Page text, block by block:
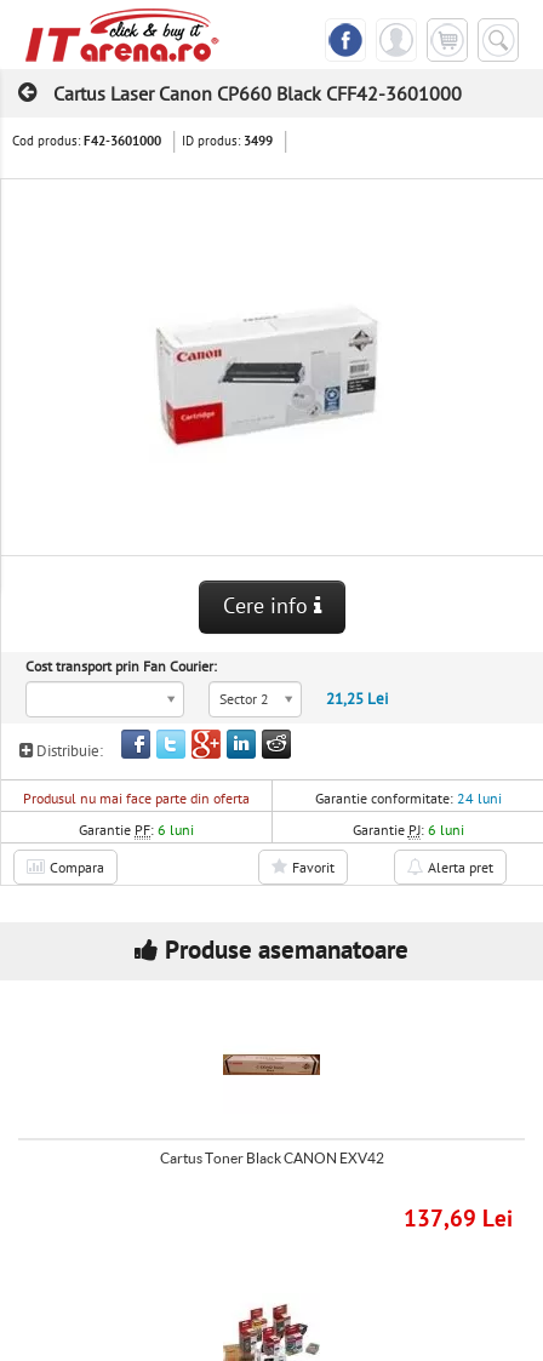
Cartus Laser Canon CP660 Black CFF42-3601000
Cod produs: F42-3601000 ID produs: 3499
Cere info
Cost transport prin Fan Courier:
Sector 2
21,25 Lei
Distribuie:
Produsul nu mai face parte din oferta Garantie conformitate: 24 luni
Garantie PF:6 luni Garantie PJ: 6 luni
Compara Favorit Alerta pret
Produse asemanatoare
Cartus Toner Black CANON EXV42
137,69 Lei